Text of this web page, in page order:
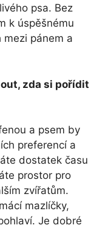
psa. Bez
k úspěšnému
pánem a
zda si pořídit
a psem by
preferencí a
dostatek času
prostor pro
zvířatům.
mazlíčky,
Je dobré